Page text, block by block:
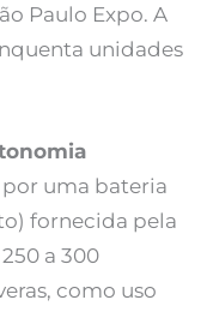
Paulo Expo. A
unidades
uma bateria
fornecida pela
a 300
como uso